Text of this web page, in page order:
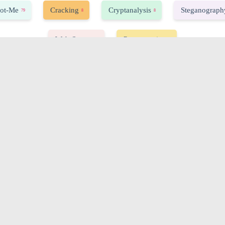
Me 79 Cracking 8 Cryptanalysis 8
Web-Server Programming